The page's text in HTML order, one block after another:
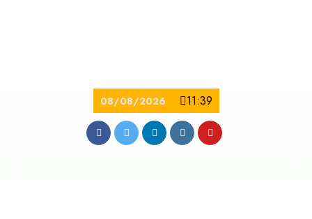
08/08/2026 11:39